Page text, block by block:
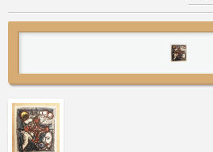
Abbildung 2 von „Windrose“